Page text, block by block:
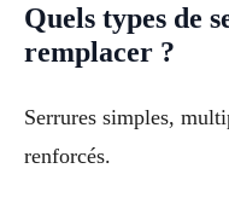
Quels types de
remplacer ?
Serrures simples,
renforcés.